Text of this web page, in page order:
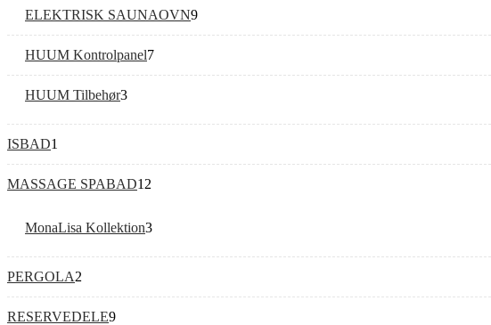
ELEKTRISK SAUNAOVN9
HUUM Kontrolpanel7
HUUM Tilbehør3
ISBAD1
MASSAGE SPABAD12
MonaLisa Kollektion3
PERGOLA2
RESERVEDELE9